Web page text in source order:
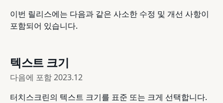
이번 릴리스에는 다음과 같은 사소한 수정 및 개선 사항이
포함되어 있습니다.
텍스트 크기
다음에 포함2023.12
터치스크린의 텍스트 크기를 표준 또는 크게 선택합니다.